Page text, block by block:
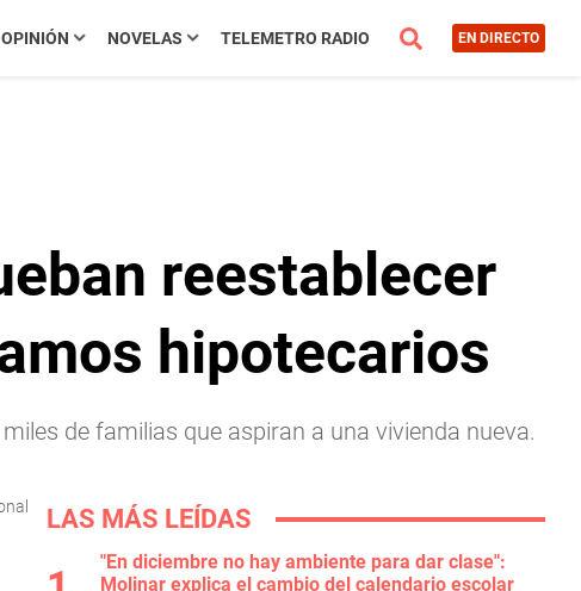
OPINIÓN NOVELAS TELEMETRO RADIO EN DIRECTO
reestablecer
hipotecarios
de familias que aspiran a una vivienda nueva.
LAS MÁS LEÍDAS
"En diciembre no hay ambiente para dar clase":
Molinar explica el cambio del calendario escolar